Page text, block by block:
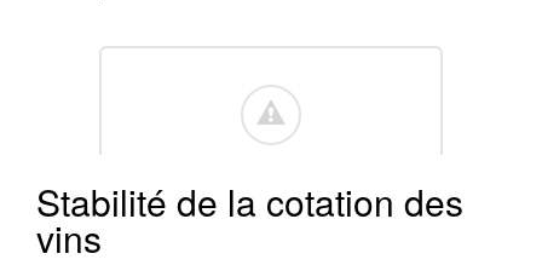
Stabilité de la cotation des
vins